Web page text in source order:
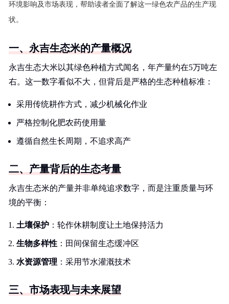
环境影响及市场表现，帮助读者全面了解这一绿色农产品的生产现
状。
一、永吉生态米的产量概况
永吉生态大米以其绿色种植方式闻名，年产量约在5万吨左
右。这一数字看似不大，但背后是严格的生态种植标准：
采用传统耕作方式，减少机械化作业
严格控制化肥农药使用量
遵循自然生长周期，不追求高产
二、产量背后的生态考量
永吉生态米的产量并非单纯追求数字，而是注重质量与环
境的平衡：
土壤保护 ：轮作休耕制度让土地保持活力
生物多样性 ：田间保留生态缓冲区
水资源管理 ：采用节水灌溉技术
三、市场表现与未来展望